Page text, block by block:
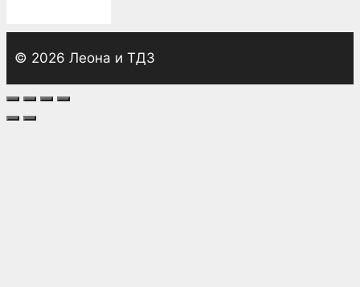
© 2026 Леона и ТДЗ